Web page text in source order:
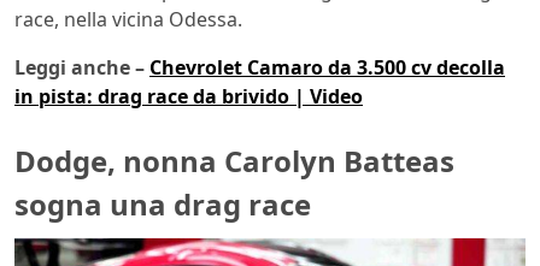
race, nella vicina Odessa.
Leggi anche – Chevrolet Camaro da 3.500 cv decolla
in pista: drag race da brivido | Video
Dodge, nonna Carolyn Batteas
sogna una drag race